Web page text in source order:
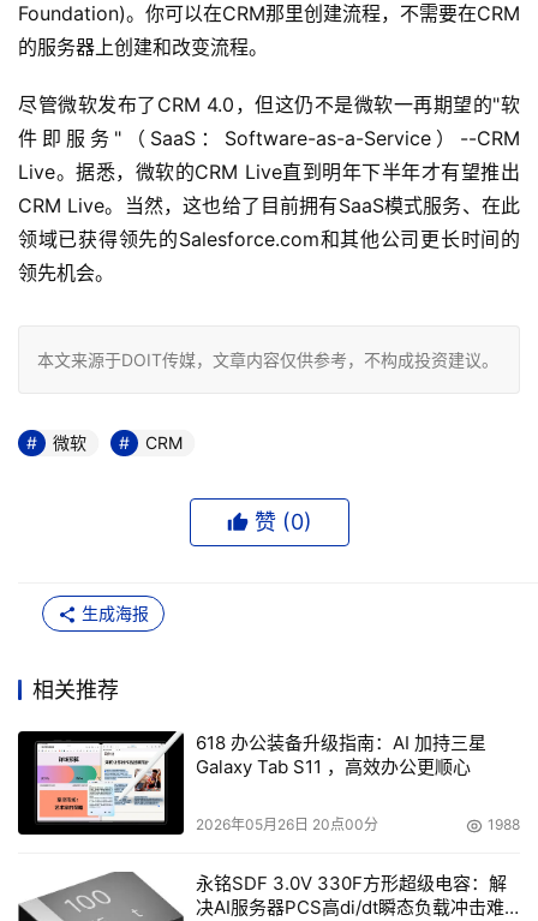
Foundation)。你可以在CRM那里创建流程，不需要在CRM
的服务器上创建和改变流程。
尽管微软发布了CRM 4.0，但这仍不是微软一再期望的"软
件即服务"（SaaS：Software-as-a-Service）--CRM
Live。据悉，微软的CRM Live直到明年下半年才有望推出
CRM Live。当然，这也给了目前拥有SaaS模式服务、在此
领域已获得领先的Salesforce.com和其他公司更长时间的
领先机会。
本文来源于DOIT传媒，文章内容仅供参考，不构成投资建议。
微软 CRM
赞 (0)
生成海报
相关推荐
618 办公装备升级指南：AI 加持三星
Galaxy Tab S11 ，高效办公更顺心
2026年05月26日 20点00分 1988
永铭SDF 3.0V 330F方形超级电容：解
决AI服务器PCS高di/dt瞬态负载冲击难